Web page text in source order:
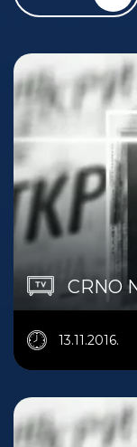
CRNO
13.11.2016.